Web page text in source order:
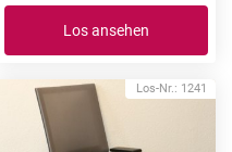
Los ansehen
Los-Nr.: 1241